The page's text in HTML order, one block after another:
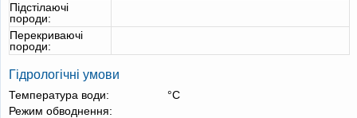
Підстілаючі
породи:
Перекриваючі
породи:
Гідрологічні умови
Температура води:
°С
Режим обводнення: